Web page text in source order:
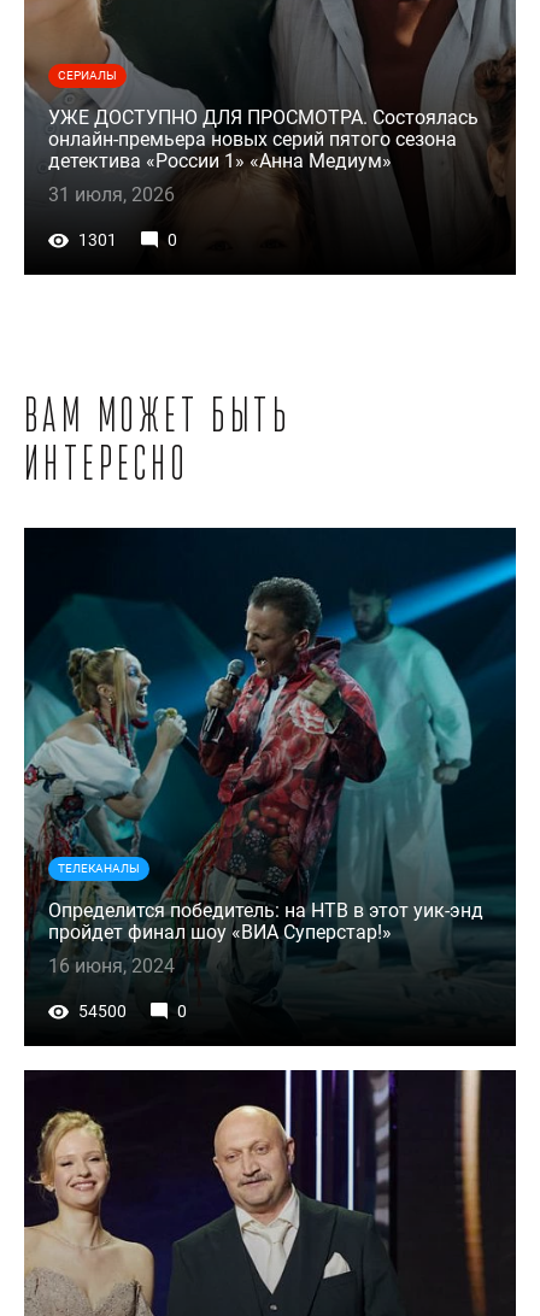
СЕРИАЛЫ
УЖЕ ДОСТУПНО ДЛЯ ПРОСМОТРА. Состоялась
онлайн-премьера новых серий пятого сезона
детектива «России 1» «Анна Медиум»
31 июля, 2026
1301 0
Вам может быть
интересно
ТЕЛЕКАНАЛЫ
Определится победитель: на НТВ в этот уик-энд
пройдет финал шоу «ВИА Суперстар!»
16 июня, 2024
54500 0